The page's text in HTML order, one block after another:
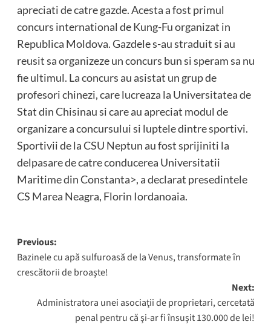
apreciati de catre gazde. Acesta a fost primul
concurs international de Kung-Fu organizat in
Republica Moldova. Gazdele s-au straduit si au
reusit sa organizeze un concurs bun si speram sa nu
fie ultimul. La concurs au asistat un grup de
profesori chinezi, care lucreaza la Universitatea de
Stat din Chisinau si care au apreciat modul de
organizare a concursului si luptele dintre sportivi.
Sportivii de la CSU Neptun au fost sprijiniti la
delpasare de catre conducerea Universitatii
Maritime din Constanta>, a declarat presedintele
CS Marea Neagra, Florin Iordanoaia.
Post
navigation
Previous:
Bazinele cu apă sulfuroasă de la Venus, transformate în
crescătorii de broaşte!
Next:
Administratora unei asociaţii de proprietari, cercetată
penal pentru că şi-ar fi însuşit 130.000 de lei!